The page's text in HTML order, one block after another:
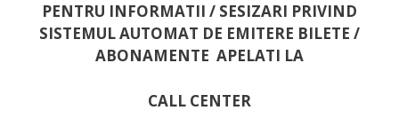
PENTRU INFORMATII / SESIZARI PRIVIND
SISTEMUL AUTOMAT DE EMITERE BILETE /
ABONAMENTE APELATI LA
CALL CENTER